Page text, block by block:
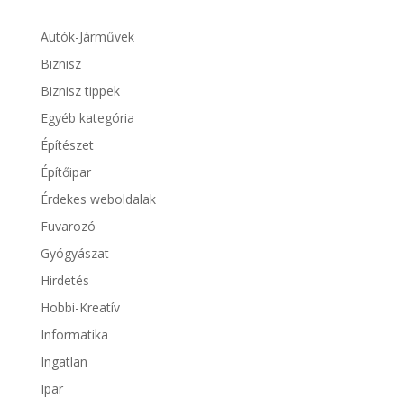
Autók-Járművek
Biznisz
Biznisz tippek
Egyéb kategória
Építészet
Építőipar
Érdekes weboldalak
Fuvarozó
Gyógyászat
Hirdetés
Hobbi-Kreatív
Informatika
Ingatlan
Ipar